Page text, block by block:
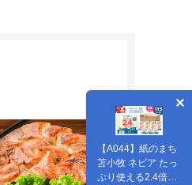
【A044】紙のまち
苫小牧 ネピア たっ
ぷり使える2.4倍巻